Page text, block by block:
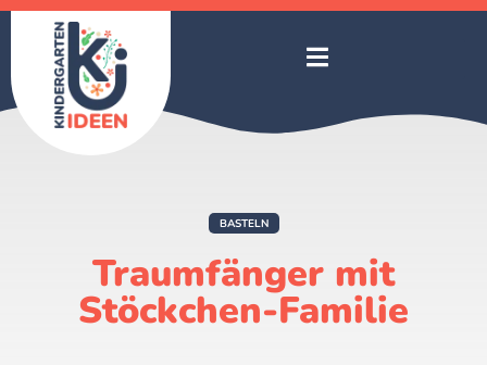
BASTELN
Traumfänger mit
Stöckchen-Familie